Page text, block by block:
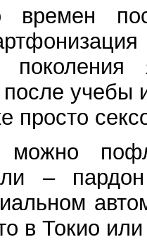
времен
после учебы
просто
–
в Токио